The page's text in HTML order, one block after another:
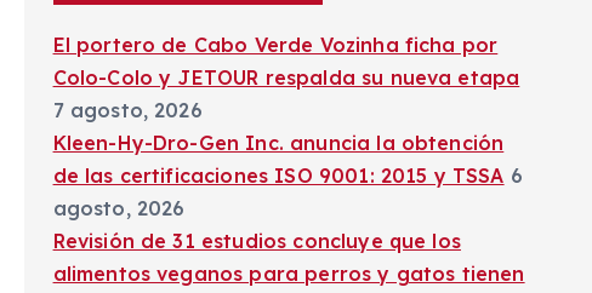
El portero de Cabo Verde Vozinha ficha por
Colo-Colo y JETOUR respalda su nueva etapa
7 agosto, 2026
Kleen-Hy-Dro-Gen Inc. anuncia la obtención
de las certificaciones ISO 9001: 2015 y TSSA 6
agosto, 2026
Revisión de 31 estudios concluye que los
alimentos veganos para perros y gatos tienen